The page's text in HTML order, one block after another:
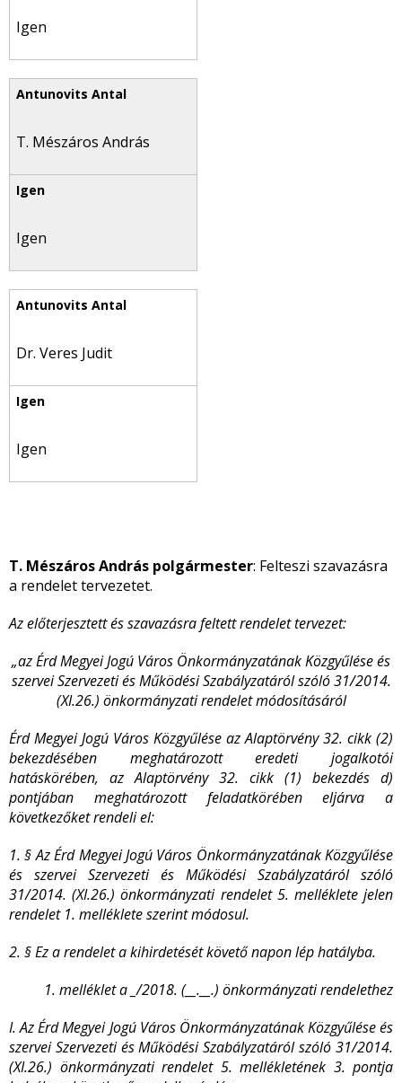
Igen
T. Mészáros András
Igen
Dr. Veres Judit
Igen
T. Mészáros András polgármester: Felteszi szavazásra
a rendelet tervezetet.
Az előterjesztett és szavazásra feltett rendelet tervezet:
„az Érd Megyei Jogú Város Önkormányzatának Közgyűlése és
szervei Szervezeti és Működési Szabályzatáról szóló 31/2014.
(XI.26.) önkormányzati rendelet módosításáról
Érd Megyei Jogú Város Közgyűlése az Alaptörvény 32. cikk (2)
bekezdésében meghatározott eredeti jogalkotói
hatáskörében, az Alaptörvény 32. cikk (1) bekezdés d)
pontjában meghatározott feladatkörében eljárva a
következőket rendeli el:
1. § Az Érd Megyei Jogú Város Önkormányzatának Közgyűlése
és szervei Szervezeti és Működési Szabályzatáról szóló
31/2014. (XI.26.) önkormányzati rendelet 5. melléklete jelen
rendelet 1. melléklete szerint módosul.
2. § Ez a rendelet a kihirdetését követő napon lép hatályba.
1. melléklet a _/2018. (__.__.) önkormányzati rendelethez
I. Az Érd Megyei Jogú Város Önkormányzatának Közgyűlése és
szervei Szervezeti és Működési Szabályzatáról szóló 31/2014.
(XI.26.) önkormányzati rendelet 5. mellékletének 3. pontja